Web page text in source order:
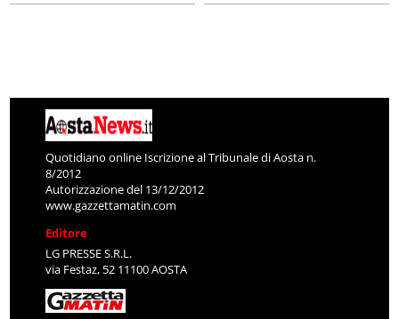
Quotidiano online Iscrizione al Tribunale di Aosta n.
8/2012
Autorizzazione del 13/12/2012
www.gazzettamatin.com
Editore
LG PRESSE S.R.L.
via Festaz, 52 11100 AOSTA